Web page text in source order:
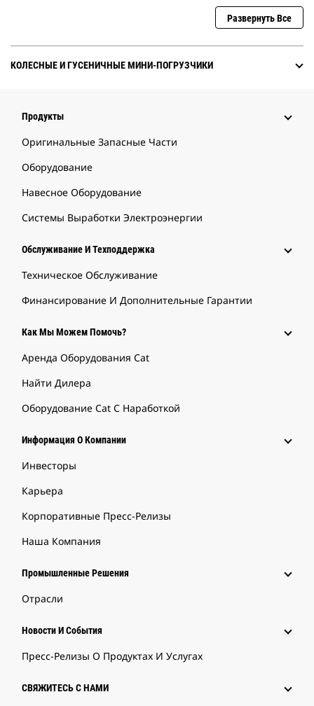
Развернуть Все
КОЛЕСНЫЕ И ГУСЕНИЧНЫЕ МИНИ-ПОГРУЗЧИКИ
Продукты
Оригинальные Запасные Части
Оборудование
Навесное Оборудование
Системы Выработки Электроэнергии
Обслуживание И Техподдержка
Техническое Обслуживание
Финансирование И Дополнительные Гарантии
Как Мы Можем Помочь?
Аренда Оборудования Cat
Найти Дилера
Оборудование Cat С Наработкой
Информация О Компании
Инвесторы
Карьера
Корпоративные Пресс-Релизы
Наша Компания
Промышленные Решения
Отрасли
Новости И События
Пресс-Релизы О Продуктах И Услугах
СВЯЖИТЕСЬ С НАМИ